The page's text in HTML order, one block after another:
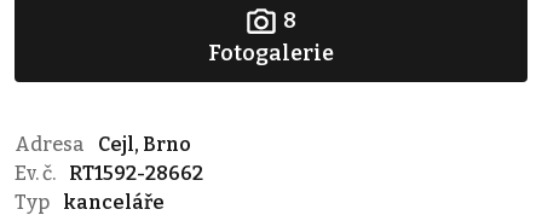
8
Fotogalerie
Adresa
Cejl, Brno
Ev. č.
RT1592-28662
Typ
kanceláře